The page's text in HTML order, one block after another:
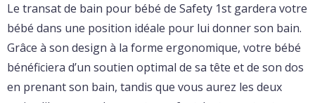
Le transat de bain pour bébé de Safety 1st gardera votre
bébé dans une position idéale pour lui donner son bain.
Grâce à son design à la forme ergonomique, votre bébé
bénéficiera d’un soutien optimal de sa tête et de son dos
en prenant son bain, tandis que vous aurez les deux